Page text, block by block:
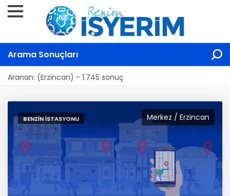
Arama Sonuçları
Aranan: (Erzincan) - 1.745 sonuç
Merkez / Erzincan
BENZIN İSTASYONU